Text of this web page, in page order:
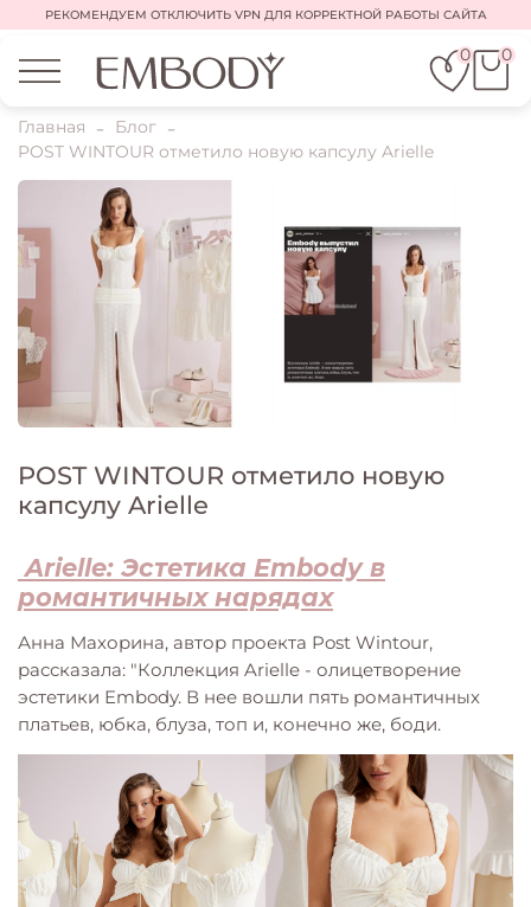
РЕКОМЕНДУЕМ ОТКЛЮЧИТЬ VPN ДЛЯ КОРРЕКТНОЙ РАБОТЫ САЙТА
0 0
Главная
Блог
POST WINTOUR отметило новую капсулу Arielle
POST WINTOUR отметило новую
капсулу Arielle
Arielle: Эстетика Embody в
романтичных нарядах
Анна Махорина, автор проекта Post Wintour,
рассказала: "Коллекция Arielle - олицетворение
эстетики Embody. В нее вошли пять романтичных
платьев, юбка, блуза, топ и, конечно же, боди.